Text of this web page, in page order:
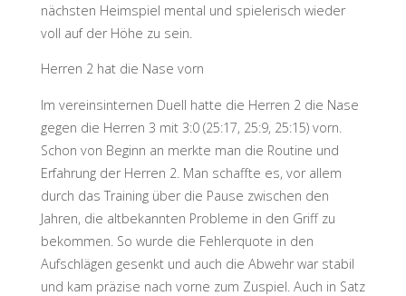
nächsten Heimspiel mental und spielerisch wieder
voll auf der Höhe zu sein.
Herren 2 hat die Nase vorn
Im vereinsinternen Duell hatte die Herren 2 die Nase
gegen die Herren 3 mit 3:0 (25:17, 25:9, 25:15) vorn.
Schon von Beginn an merkte man die Routine und
Erfahrung der Herren 2. Man schaffte es, vor allem
durch das Training über die Pause zwischen den
Jahren, die altbekannten Probleme in den Griff zu
bekommen. So wurde die Fehlerquote in den
Aufschlägen gesenkt und auch die Abwehr war stabil
und kam präzise nach vorne zum Zuspiel. Auch in Satz